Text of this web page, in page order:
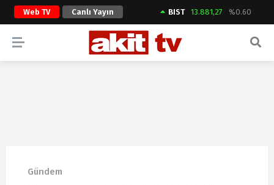
Web TV Canlı Yayın BIST 13.881,27 %0.60
ARAMA YAP
Gündem